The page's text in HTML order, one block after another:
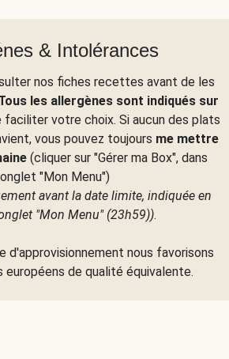
& Intolérances
nos fiches recettes avant de les
les allergènes sont indiqués sur
faciliter votre choix. Si aucun des plats
vous pouvez toujours me mettre
(cliquer sur "Gérer ma Box", dans
"Mon Menu")
avant la date limite, indiquée en
"Mon Menu" (23h59)).
d'approvisionnement nous favorisons
européens de qualité équivalente.